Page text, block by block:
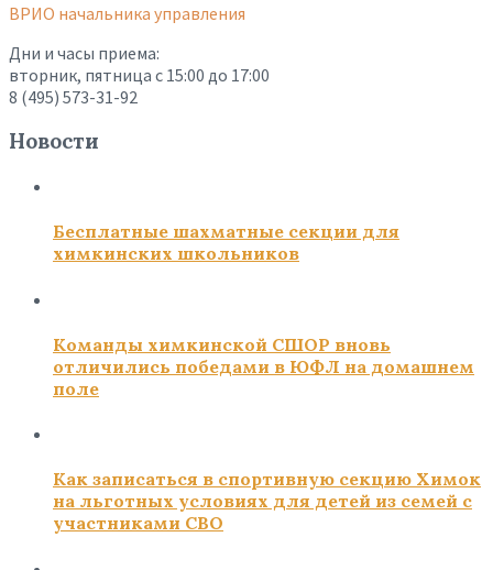
ВРИО начальника управления
Дни и часы приема:
вторник, пятница с 15:00 до 17:00
8 (495) 573-31-92
Новости
Бесплатные шахматные секции для
химкинских школьников
Команды химкинской СШОР вновь
отличились победами в ЮФЛ на домашнем
поле
Как записаться в спортивную секцию Химок
на льготных условиях для детей из семей с
участниками СВО